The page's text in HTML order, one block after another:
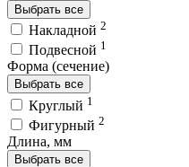
Выбрать все
Накладной 2
Подвесной 1
Форма (сечение)
Выбрать все
Круглый 1
Фигурный 2
Длина, мм
Выбрать все